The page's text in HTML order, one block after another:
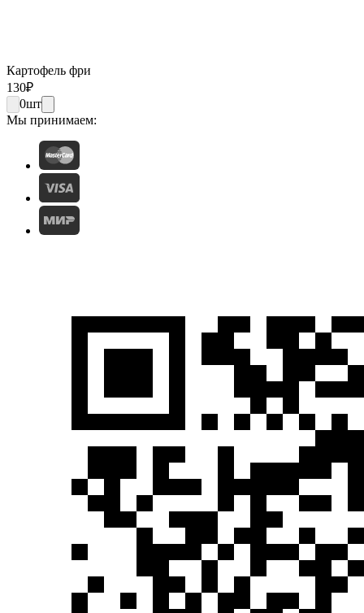
Картофель фри
130₽
0шт
Мы принимаем: